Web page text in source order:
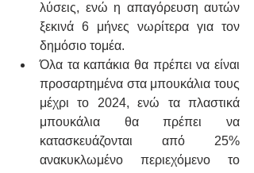
λύσεις, ενώ η απαγόρευση αυτών
ξεκινά 6 μήνες νωρίτερα για τον
δημόσιο τομέα.
Όλα τα καπάκια θα πρέπει να είναι
προσαρτημένα στα μπουκάλια τους
μέχρι το 2024, ενώ τα πλαστικά
μπουκάλια θα πρέπει να
κατασκευάζονται από 25%
ανακυκλωμένο περιεχόμενο το